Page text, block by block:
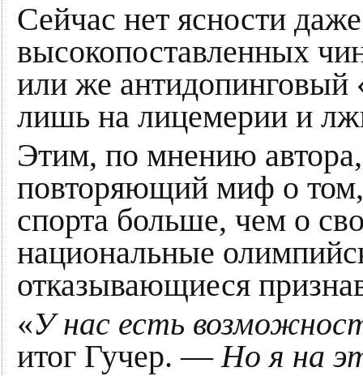
Сейчас нет ясности
высокопоставленных
или же антидопинговый
лишь на лицемерии и
Этим, по мнению
повторяющий миф о том,
спорта больше, чем о
национальные
отказывающиеся
«У нас есть
итог Гучер. — Но я на